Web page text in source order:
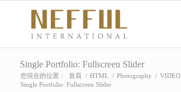
Single Portfolio: Fullscreen Slider
您現在的位置： 首頁 / HTML / Photography / VIDEO
Single Portfolio: Fullscreen Slider